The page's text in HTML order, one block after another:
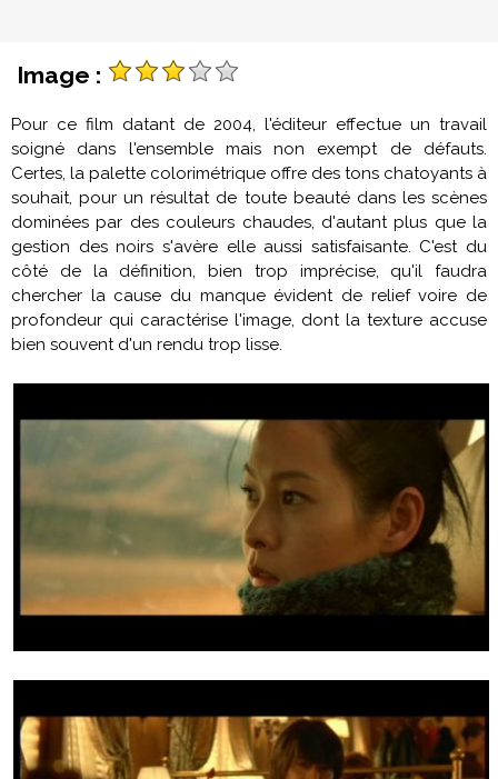
Image :
Pour ce film datant de 2004, l'éditeur effectue un travail
soigné dans l'ensemble mais non exempt de défauts.
Certes, la palette colorimétrique offre des tons chatoyants à
souhait, pour un résultat de toute beauté dans les scènes
dominées par des couleurs chaudes, d'autant plus que la
gestion des noirs s'avère elle aussi satisfaisante. C'est du
côté de la définition, bien trop imprécise, qu'il faudra
chercher la cause du manque évident de relief voire de
profondeur qui caractérise l'image, dont la texture accuse
bien souvent d'un rendu trop lisse.